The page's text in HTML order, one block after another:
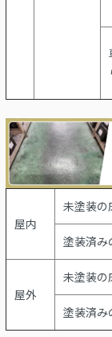
屋内
未塗装の
塗装済み
屋外
未塗装の
塗装済み